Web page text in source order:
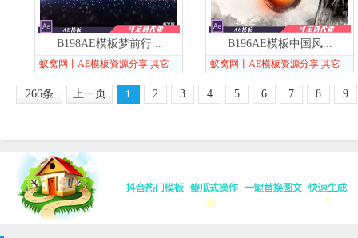
B198AE模板梦前行...
蚁窝网丨AE模板资源分享 其它
B196AE模板中国风...
蚁窝网丨AE模板资源分享 其它
266条 上一页 1 2 3 4 5 6 7 8 9